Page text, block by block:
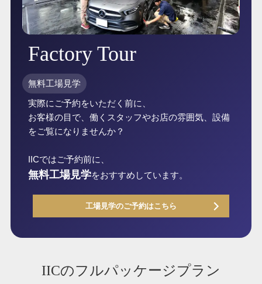
Factory Tour
無料工場見学
実際にご予約をいただく前に、
お客様の目で、働くスタッフやお店の雰囲気、設備
をご覧になりませんか？
IICではご予約前に、
無料工場見学をおすすめしています。
工場見学のご予約はこちら
IICのフルパッケージプラン